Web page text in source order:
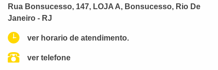
Rua Bonsucesso, 147, LOJA A, Bonsucesso, Rio De
Janeiro - RJ
ver horario de atendimento.
ver telefone